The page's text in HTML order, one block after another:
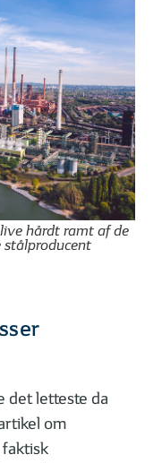
hårdt ramt af de
stålproducent
letteste da
om